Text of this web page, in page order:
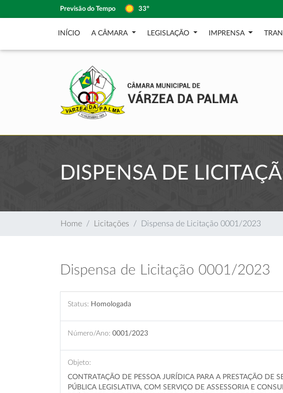
Previsão do Tempo 33º
INÍCIO A CÂMARA LEGISLAÇÃO IMPRENSA
DISPENSA DE
Home Licitações Dispensa de Licitação 0001/2023
Dispensa de Licitação 0001/2023
Status: Homologada
Número/Ano: 0001/2023
Objeto:
CONTRATAÇÃO DE PESSOA JURÍDICA PARA A PRESTAÇÃO DE
PÚBLICA LEGISLATIVA, COM SERVIÇO DE ASSESSORIA E